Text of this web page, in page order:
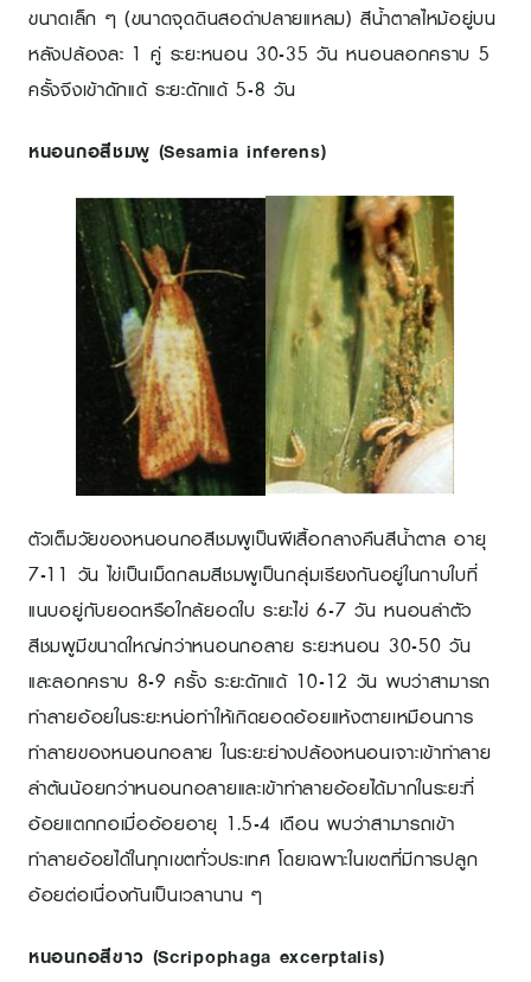
ขนาดเล็ก ๆ (ขนาดจุดดินสอดำปลายแหลม) สีน้ำตาลไหม้อยู่บน
หลังปล้องละ 1 คู่ ระยะหนอน 30-35 วัน หนอนลอกคราบ 5
ครั้งจึงเข้าดักแด้ ระยะดักแด้ 5-8 วัน
หนอนกอสีชมพู (Sesamia inferens)
ตัวเต็มวัยของหนอนกอสีชมพูเป็นผีเสื้อกลางคืนสีน้ำตาล อายุ
7-11 วัน ไข่เป็นเม็ดกลมสีชมพูเป็นกลุ่มเรียงกันอยู่ในกาบใบที่
แนบอยู่กับยอดหรือใกล้ยอดใบ ระยะไข่ 6-7 วัน หนอนลำตัว
สีชมพูมีขนาดใหญ่กว่าหนอนกอลาย ระยะหนอน 30-50 วัน
และลอกคราบ 8-9 ครั้ง ระยะดักแด้ 10-12 วัน พบว่าสามารถ
ทำลายอ้อยในระยะหน่อทำให้เกิดยอดอ้อยแห้งตายเหมือนการ
ทำลายของหนอนกอลาย ในระยะย่างปล้องหนอนเจาะเข้าทำลาย
ลำต้นน้อยกว่าหนอนกอลายและเข้าทำลายอ้อยได้มากในระยะที่
อ้อยแตกกอเมื่ออ้อยอายุ 1.5-4 เดือน พบว่าสามารถเข้า
ทำลายอ้อยได้ในทุกเขตทั่วประเทศ โดยเฉพาะในเขตที่มีการปลูก
อ้อยต่อเนื่องกันเป็นเวลานาน ๆ
หนอนกอสีขาว (Scripophaga excerptalis)